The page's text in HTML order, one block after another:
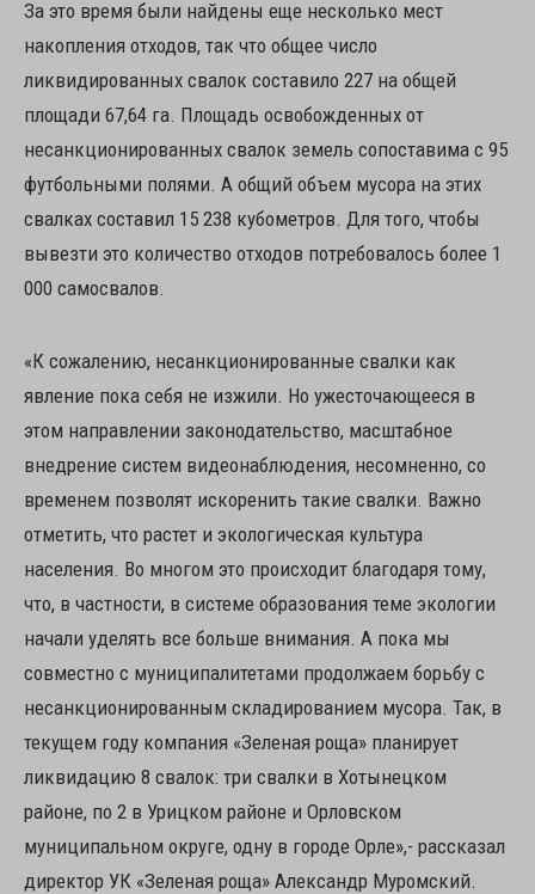
За это время были найдены еще несколько мест
накопления отходов, так что общее число
ликвидированных свалок составило 227 на общей
площади 67,64 га. Площадь освобожденных от
несанкционированных свалок земель сопоставима с 95
футбольными полями. А общий объем мусора на этих
свалках составил 15 238 кубометров. Для того, чтобы
вывезти это количество отходов потребовалось более 1
000 самосвалов.
«К сожалению, несанкционированные свалки как
явление пока себя не изжили. Но ужесточающееся в
этом направлении законодательство, масштабное
внедрение систем видеонаблюдения, несомненно, со
временем позволят искоренить такие свалки. Важно
отметить, что растет и экологическая культура
населения. Во многом это происходит благодаря тому,
что, в частности, в системе образования теме экологии
начали уделять все больше внимания. А пока мы
совместно с муниципалитетами продолжаем борьбу с
несанкционированным складированием мусора. Так, в
текущем году компания «Зеленая роща» планирует
ликвидацию 8 свалок: три свалки в Хотынецком
районе, по 2 в Урицком районе и Орловском
муниципальном округе, одну в городе Орле»,- рассказал
директор УК «Зеленая роща» Александр Муромский.